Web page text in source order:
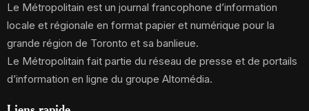
Le Métropolitain est un journal francophone d’information
locale et régionale en format papier et numérique pour la
grande région de Toronto et sa banlieue.
Le Métropolitain fait partie du réseau de presse et de portails
d’information en ligne du groupe Altomédia.